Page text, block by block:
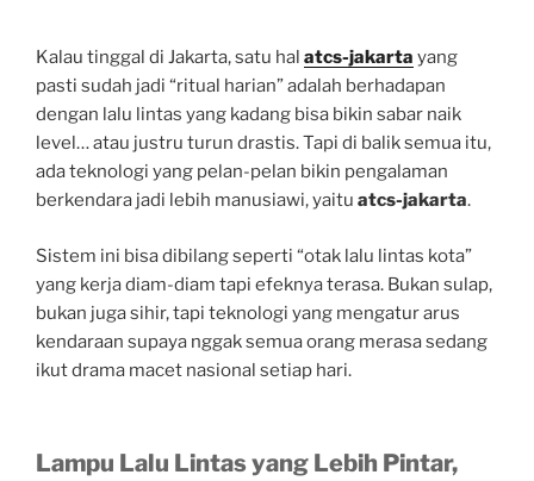
Kalau tinggal di Jakarta, satu hal atcs-jakarta yang
pasti sudah jadi “ritual harian” adalah berhadapan
dengan lalu lintas yang kadang bisa bikin sabar naik
level… atau justru turun drastis. Tapi di balik semua itu,
ada teknologi yang pelan-pelan bikin pengalaman
berkendara jadi lebih manusiawi, yaitu atcs-jakarta.
Sistem ini bisa dibilang seperti “otak lalu lintas kota”
yang kerja diam-diam tapi efeknya terasa. Bukan sulap,
bukan juga sihir, tapi teknologi yang mengatur arus
kendaraan supaya nggak semua orang merasa sedang
ikut drama macet nasional setiap hari.
Lampu Lalu Lintas yang Lebih Pintar,